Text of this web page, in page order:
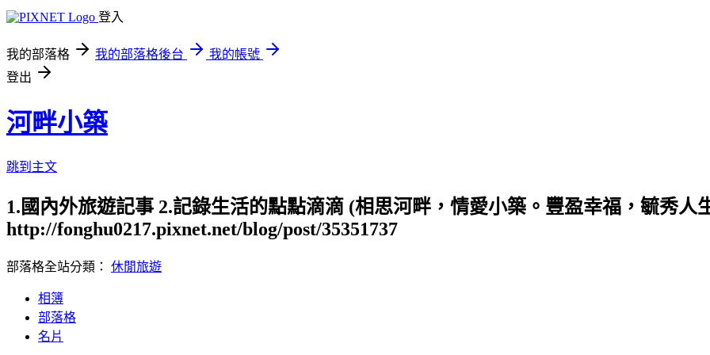
登入
我的部落格 我的部落格後台
我的帳號
登出
河畔小築
跳到主文
1.國內外旅遊記事 2.記錄生活的點點滴滴 (相思河畔，情愛小築。豐盈幸福，毓秀人
http://fonghu0217.pixnet.net/blog/post/35351737
部落格全站分類： 休閒旅遊
相簿
部落格
名片